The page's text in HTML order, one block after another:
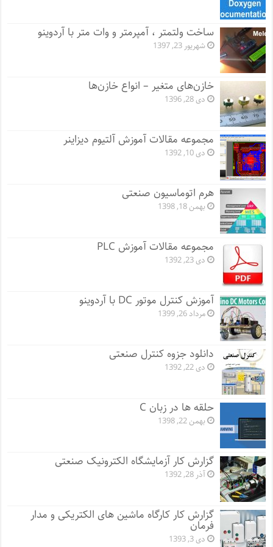
ساخت ولتمتر ، آمپرمتر و وات متر با آردوینو
شهریور 23, 1397
خازن‌های متغیر – انواع خازن‌ها
دی 28, 1396
مجموعه مقالات آموزش آلتیوم دیزاینر
دی 10, 1392
هرم اتوماسیون صنعتی
بهمن 18, 1398
مجموعه مقالات آموزش PLC
دی 23, 1392
آموزش کنترل موتور DC با آردوینو
مرداد 26, 1399
دانلود جزوه کنترل صنعتی
دی 22, 1392
حلقه ها در زبان C
بهمن 22, 1398
گزارش کار آزمایشگاه الکترونیک صنعتی
آذر 28, 1392
گزارش کار کارگاه ماشین های الکتریکی و مدار
فرمان
دی 3, 1393